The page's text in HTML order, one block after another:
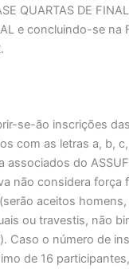
QUARTAS DE
e concluindo-se na
se-ão inscrições
com as letras a, b,
associados do
não considera força
aceitos homens,
ou travestis, não
Caso o número de
de 16